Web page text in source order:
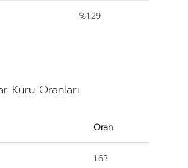
%1.29
Kuru Oranları
Oran
1.63